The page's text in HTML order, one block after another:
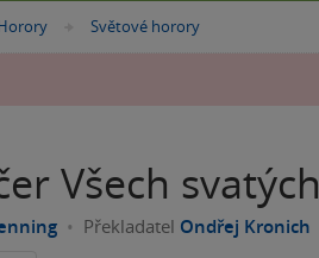
»
Světové horory
Všech svatých
Překladatel Ondřej Kronich